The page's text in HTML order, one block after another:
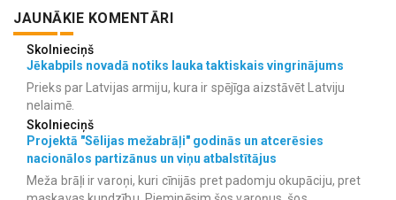
JAUNĀKIE KOMENTĀRI
Skolnieciņš
Jēkabpils novadā notiks lauka taktiskais vingrinājums
Prieks par Latvijas armiju, kura ir spējīga aizstāvēt Latviju
nelaimē.
Skolnieciņš
Projektā "Sēlijas mežabrāļi" godinās un atcerēsies
nacionālos partizānus un viņu atbalstītājus
Meža brāļi ir varoņi, kuri cīnijās pret padomju okupāciju, pret